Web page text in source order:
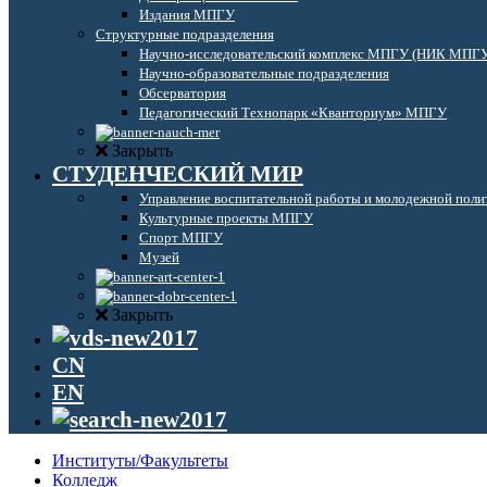
Издания МПГУ
Структурные подразделения
Научно-исследовательский комплекс МПГУ (НИК
Научно-образовательные подразделения
Обсерватория
Педагогический Технопарк «Кванториум» МПГУ
Закрыть
СТУДЕНЧЕСКИЙ МИР
Управление воспитательной работы и молодежной
Культурные проекты МПГУ
Спорт МПГУ
Музей
Закрыть
CN
EN
Институты/Факультеты
Колледж